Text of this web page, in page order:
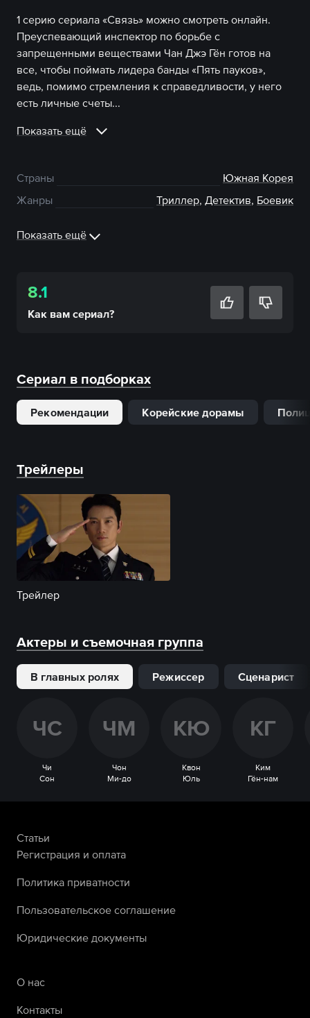
1 серию сериала «Связь» можно смотреть онлайн.
Преуспевающий инспектор по борьбе с
запрещенными веществами Чан Джэ Гён готов на
все, чтобы поймать лидера банды «Пять пауков»,
ведь, помимо стремления к справедливости, у него
есть личные счеты...
Показать ещё
Страны
Южная Корея
Жанры
Триллер, Детектив, Боевик
Показать ещё
8.1
Как вам сериал?
Сериал в подборках
Рекомендации Корейские дорамы
Трейлеры
Трейлер
Актеры и съемочная группа
В главных ролях Режиссер Сценарист
ЧС
Чи
Сон
ЧМ
Чон
Ми-до
КЮ
Квон
Юль
КГ
Ким
Гён-нам
Статьи
Регистрация и оплата
Политика приватности
Пользовательское соглашение
Юридические документы
О нас
Контакты